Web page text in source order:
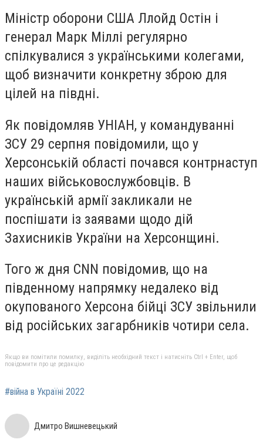
Міністр оборони США Ллойд Остін і
генерал Марк Міллі регулярно
спілкувалися з українськими колегами,
щоб визначити конкретну зброю для
цілей на півдні.
Як повідомляв УНІАН, у командуванні
ЗСУ 29 серпня повідомили, що у
Херсонській області почався контрнаступ
наших військовослужбовців. В
українській армії закликали не
поспішати із заявами щодо дій
Захисників України на Херсонщині.
Того ж дня CNN повідомив, що на
південному напрямку недалеко від
окупованого Херсона бійці ЗСУ звільнили
від російських загарбників чотири села.
Якщо ви помітили помилку, виділіть необхідний текст і натисніть Ctrl + Enter, щоб
повідомити про це редакцію
#війна в Україні 2022
Дмитро Вишневецький